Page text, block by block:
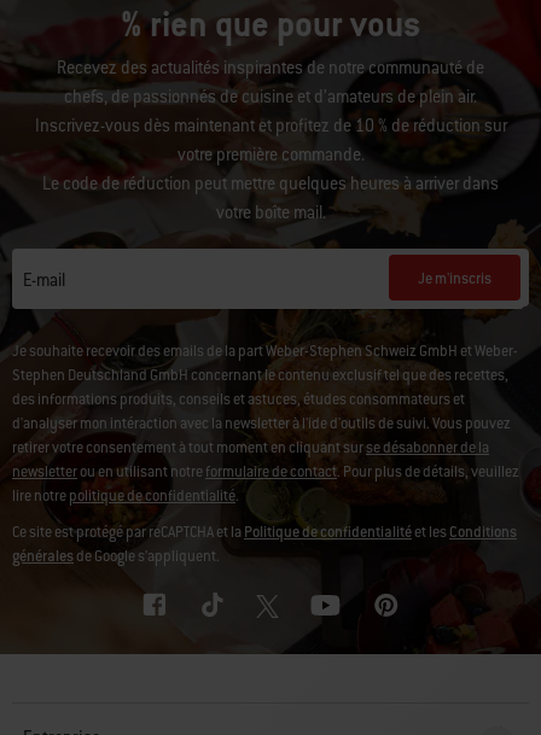
% rien que pour vous
Recevez des actualités inspirantes de notre communauté de
chefs, de passionnés de cuisine et d’amateurs de plein air.
Inscrivez-vous dès maintenant et profitez de 10 % de réduction sur
votre première commande.
Le code de réduction peut mettre quelques heures à arriver dans
votre boîte mail.
E-mail Je m'inscris
Je souhaite recevoir des emails de la part Weber-Stephen Schweiz GmbH et Weber-
Stephen Deutschland GmbH concernant le contenu exclusif tel que des recettes,
des informations produits, conseils et astuces, études consommateurs et
d'analyser mon intéraction avec la newsletter à l'ide d'outils de suivi. Vous pouvez
retirer votre consentement à tout moment en cliquant surse désabonner de la
newsletterou en utilisant notreformulaire de contact. Pour plus de détails, veuillez
lire notrepolitique de confidentialité.
Ce site est protégé par reCAPTCHA et la Politique de confidentialitéet lesConditions
généralesde Google s’appliquent.